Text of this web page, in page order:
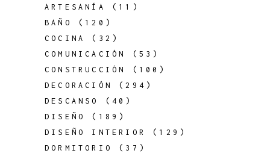
ARTESANÍA
(11)
BAÑO
(120)
COCINA
(32)
COMUNICACIÓN
(53)
CONSTRUCCIÓN
(100)
DECORACIÓN
(294)
DESCANSO
(40)
DISEÑO
(189)
DISEÑO INTERIOR
(129)
DORMITORIO
(37)